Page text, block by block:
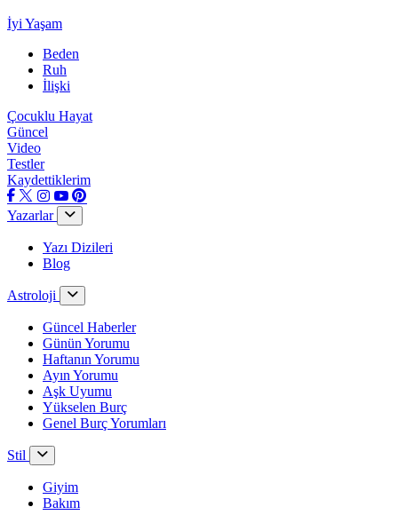
İyi Yaşam
Beden
Ruh
İlişki
Çocuklu Hayat
Güncel
Video
Testler
Kaydettiklerim
Yazarlar
Yazı Dizileri
Blog
Astroloji
Güncel Haberler
Günün Yorumu
Haftanın Yorumu
Ayın Yorumu
Aşk Uyumu
Yükselen Burç
Genel Burç Yorumları
Stil
Giyim
Bakım